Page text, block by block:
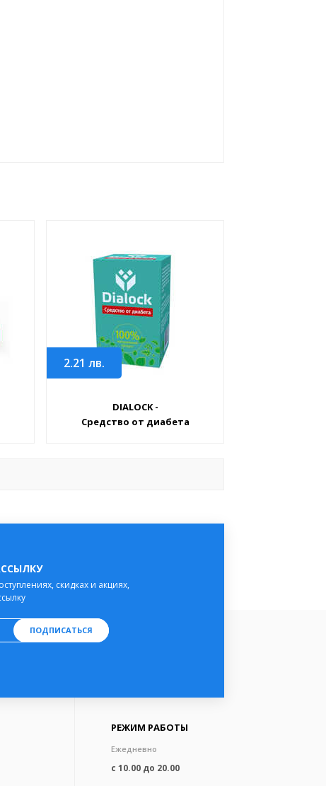
2.21 лв.
DIALOCK -
Средство от диабета
скидках и акциях,
ПОДПИСАТЬСЯ
РЕЖИМ РАБОТЫ
Ежедневно
с 10.00 до 20.00